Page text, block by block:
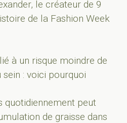
le créateur de 9
de la Fashion Week
à un risque moindre de
: voici pourquoi
quotidiennement peut
de graisse dans